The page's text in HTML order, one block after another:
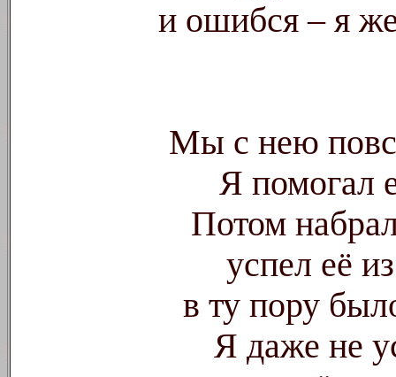
и ошибся – я
Мы с нею
Я помогал
Потом
успел её
в ту пору
Я даже не